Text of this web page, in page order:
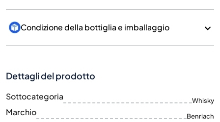
Condizione della bottiglia e imballaggio
Dettagli del prodotto
Sottocategoria Whisky
Marchio Benriach